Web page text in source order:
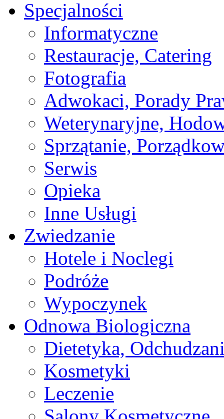
Specjalności
Informatyczne
Restauracje, Catering
Fotografia
Adwokaci, Porady
Weterynaryjne,
Sprzątanie,
Serwis
Opieka
Inne Usługi
Zwiedzanie
Hotele i Noclegi
Podróże
Wypoczynek
Odnowa Biologiczna
Dietetyka,
Kosmetyki
Leczenie